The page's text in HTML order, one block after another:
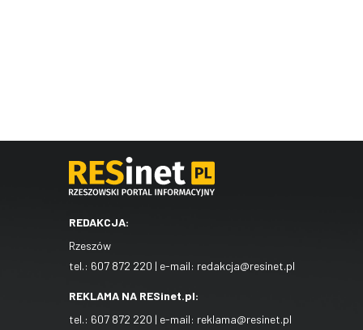
REDAKCJA:
Rzeszów
tel.: 607 872 220 | e-mail: redakcja@resinet.pl
REKLAMA NA RESinet.pl:
tel.: 607 872 220 | e-mail: reklama@resinet.pl